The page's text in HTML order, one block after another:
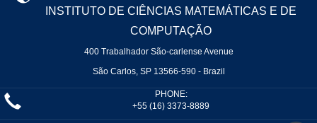
INSTITUTO DE CIÊNCIAS MATEMÁTICAS E DE
COMPUTAÇÃO
400 Trabalhador São-carlense Avenue
São Carlos, SP 13566-590 - Brazil
PHONE:
+55 (16) 3373-8889